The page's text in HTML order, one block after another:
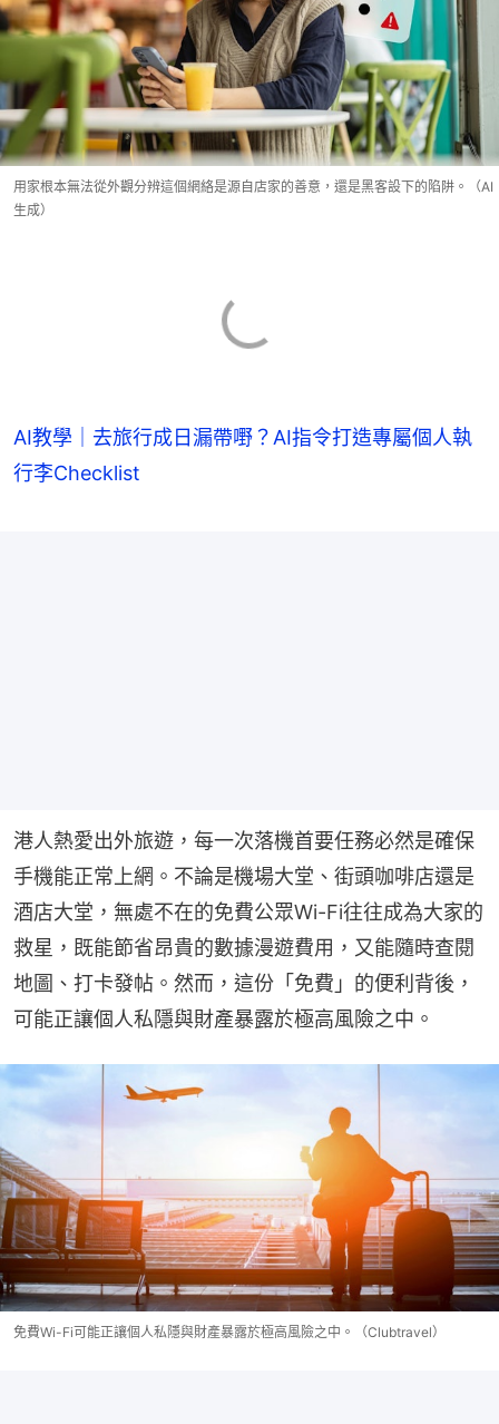
用家根本無法從外觀分辨這個網絡是源自店家的善意，還是黑客設下的陷阱。（AI
生成）
AI教學｜去旅行成日漏帶嘢？AI指令打造專屬個人執
行李Checklist
港人熱愛出外旅遊，每一次落機首要任務必然是確保
手機能正常上網。不論是機場大堂、街頭咖啡店還是
酒店大堂，無處不在的免費公眾Wi-Fi往往成為大家的
救星，既能節省昂貴的數據漫遊費用，又能隨時查閱
地圖、打卡發帖。然而，這份「免費」的便利背後，
可能正讓個人私隱與財產暴露於極高風險之中。
免費Wi-Fi可能正讓個人私隱與財產暴露於極高風險之中。（Clubtravel）